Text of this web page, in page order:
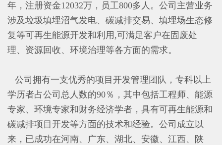
年，注册资金12032万，员工800多人。公司主营业务
涉及垃圾填埋沼气发电、碳减排交易、填埋场生态修
复等可再生能源开发和利用,可满足客户在固废处
理、资源回收、环境治理等各方面的需求。
公司拥有一支优秀的项目开发管理团队，专科以上
学历者占公司总人数的90％，其中包括工程师、能源
专家、环境专家和财务经济学者，具有可再生能源和
碳减排项目开发等方面的技术和经验。公司成立以
来，已成功在河南、广东、湖北、安徽、江西、陕